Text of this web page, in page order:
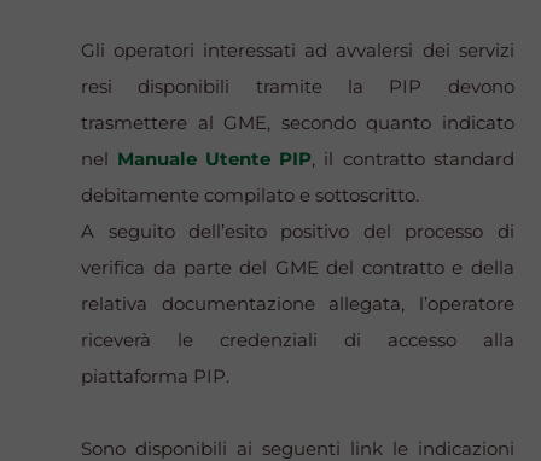
Gli operatori interessati ad avvalersi dei servizi
resi disponibili tramite la PIP devono
trasmettere al GME, secondo quanto indicato
nel Manuale Utente PIP, il contratto standard
debitamente compilato e sottoscritto.
A seguito dell’esito positivo del processo di
verifica da parte del GME del contratto e della
relativa documentazione allegata, l’operatore
riceverà le credenziali di accesso alla
piattaforma PIP.
Sono disponibili ai seguenti link le indicazioni